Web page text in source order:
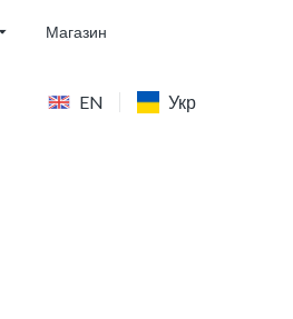
Магазин
EN Укр